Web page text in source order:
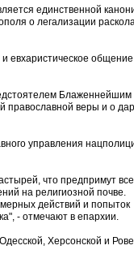
единственной
о легализации
евхаристическое
Блаженнейшим
православной веры и о
управления
что предпримут все
на религиозной почве.
действий и попыток
- отмечают в епархии.
Херсонской и